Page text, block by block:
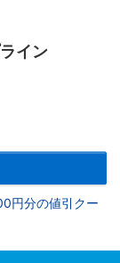
イン
円分の値引クー